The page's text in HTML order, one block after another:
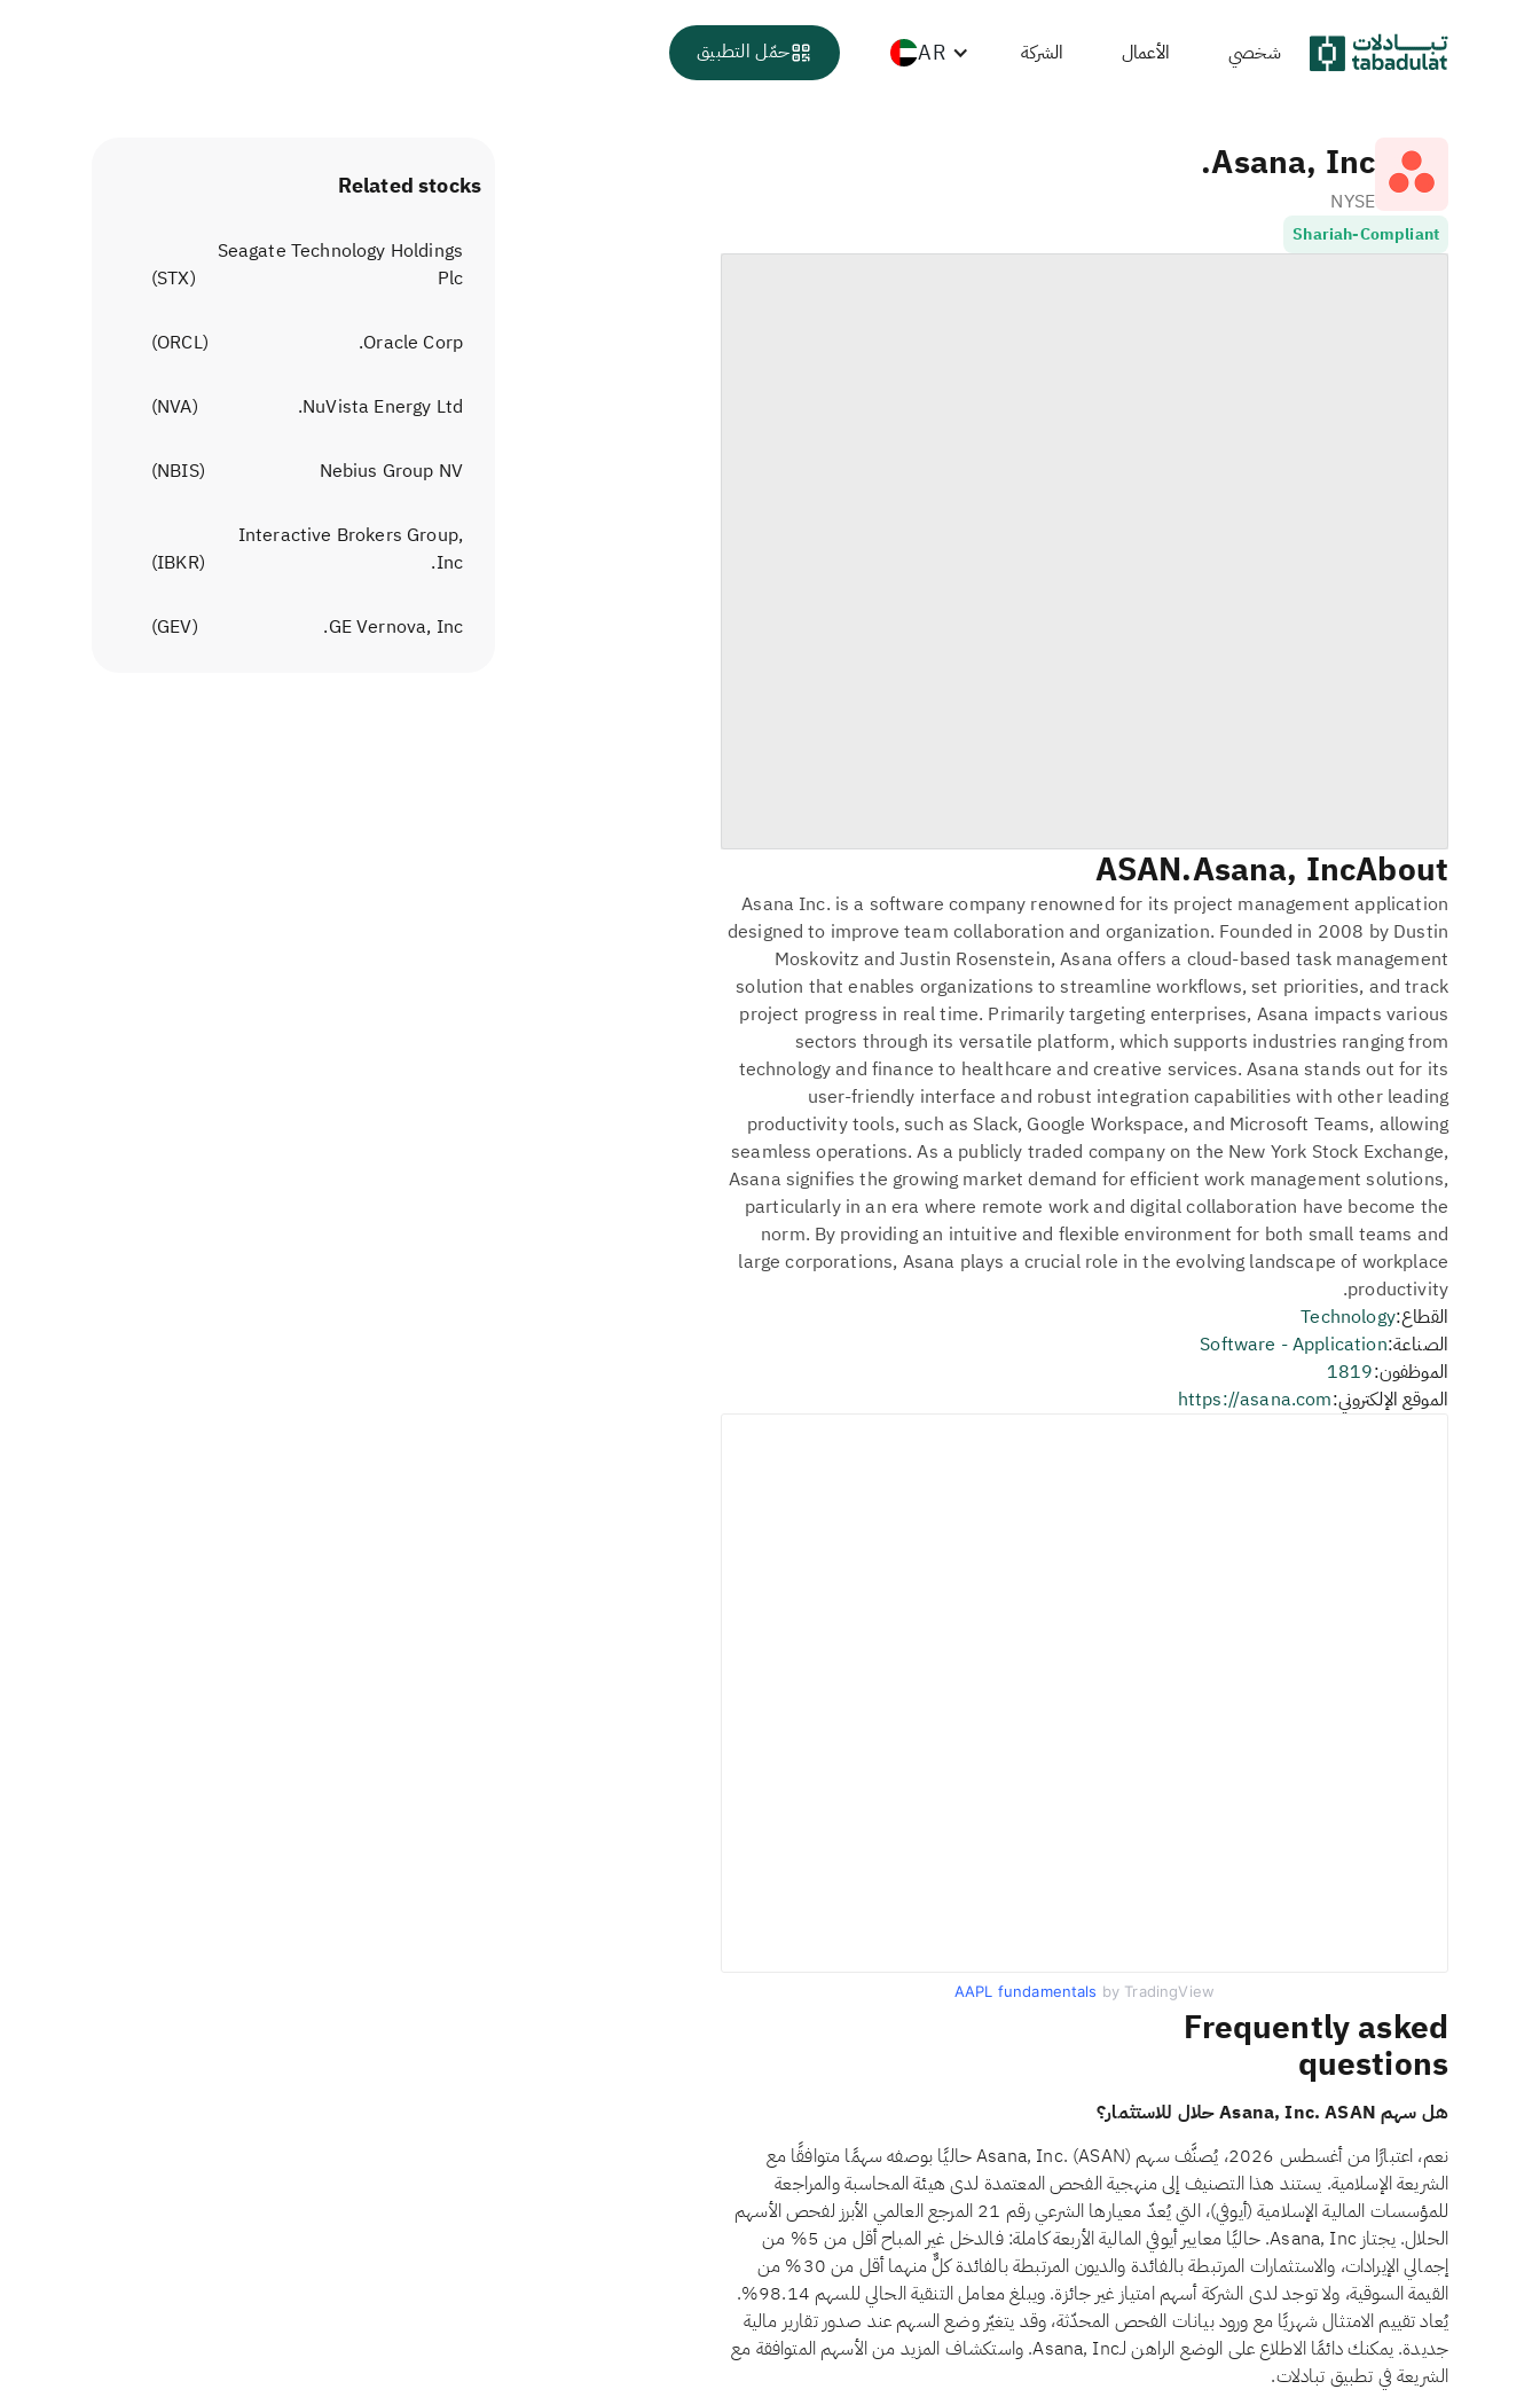
شخصي الأعمال الشركة AR حمّل التطبيق
Asana, Inc.
NYSE
Shariah-Compliant
About
Asana, Inc.
ASAN
Asana Inc. is a software company renowned for its project management application
designed to improve team collaboration and organization. Founded in 2008 by Dustin
Moskovitz and Justin Rosenstein, Asana offers a cloud-based task management
solution that enables organizations to streamline workflows, set priorities, and track
project progress in real time. Primarily targeting enterprises, Asana impacts various
sectors through its versatile platform, which supports industries ranging from
technology and finance to healthcare and creative services. Asana stands out for its
user-friendly interface and robust integration capabilities with other leading
productivity tools, such as Slack, Google Workspace, and Microsoft Teams, allowing
seamless operations. As a publicly traded company on the New York Stock Exchange,
Asana signifies the growing market demand for efficient work management solutions,
particularly in an era where remote work and digital collaboration have become the
norm. By providing an intuitive and flexible environment for both small teams and
large corporations, Asana plays a crucial role in the evolving landscape of workplace
productivity.
القطاع:Technology
الصناعة:Software - Application
الموظفون:1819
الموقع الإلكتروني:https://asana.com
AAPL fundamentals by TradingView
Frequently asked
questions
هل سهم Asana, Inc. ASAN حلال للاستثمار؟
نعم، اعتبارًا من أغسطس 2026، يُصنَّف سهم Asana, Inc. (ASAN) حاليًا بوصفه سهمًا متوافقًا مع
الشريعة الإسلامية. يستند هذا التصنيف إلى منهجية الفحص المعتمدة لدى هيئة المحاسبة والمراجعة
للمؤسسات المالية الإسلامية (أيوفي)، التي يُعدّ معيارها الشرعي رقم 21 المرجع العالمي الأبرز لفحص الأسهم
الحلال. يجتاز Asana, Inc. حاليًا معايير أيوفي المالية الأربعة كاملة: فالدخل غير المباح أقل من 5% من
إجمالي الإيرادات، والاستثمارات المرتبطة بالفائدة والديون المرتبطة بالفائدة كلٌّ منهما أقل من 30% من
القيمة السوقية، ولا توجد لدى الشركة أسهم امتياز غير جائزة. ويبلغ معامل التنقية الحالي للسهم 98.14%.
يُعاد تقييم الامتثال شهريًا مع ورود بيانات الفحص المحدّثة، وقد يتغيّر وضع السهم عند صدور تقارير مالية
جديدة. يمكنك دائمًا الاطلاع على الوضع الراهن لـAsana, Inc. واستكشاف المزيد من الأسهم المتوافقة مع
الشريعة في تطبيق تبادلات.
Related stocks
Seagate Technology Holdings
Plc
(
STX
)
Oracle Corp.
(
ORCL
)
NuVista Energy Ltd.
(
NVA
)
Nebius Group NV
(
NBIS
)
Interactive Brokers Group,
Inc.
(
IBKR
)
GE Vernova, Inc.
(
GEV
)